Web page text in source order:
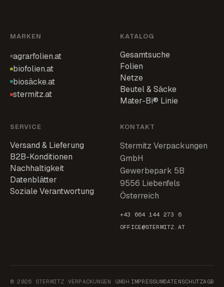
MARKEN
agrarfolien.at
biofolien.at
biosäcke.at
stermitz.at
KATALOG
Gesamtsuche
Folien
Netze
Beutel & Säcke
Mater-Bi® Linie
SERVICE
Versand & Lieferung
B2B-Konditionen
Nachhaltigkeit
Datenblätter
Soziale Verantwortung
KONTAKT
Stermitz Verpackungen
GmbH
Gewerbepark 5B
9556 Liebenfels
Österreich
+43 664 144 273 6
OFFICE@STERMITZ.AT
© 2026 STERMITZ VERPACKUNGEN GMBH IMPRESSUMDATENSCHUTZAGB